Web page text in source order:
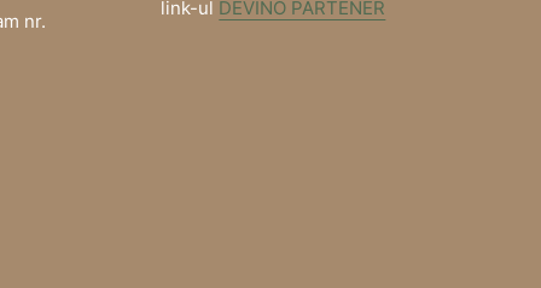
nr.
link-ul DEVINO PARTENER